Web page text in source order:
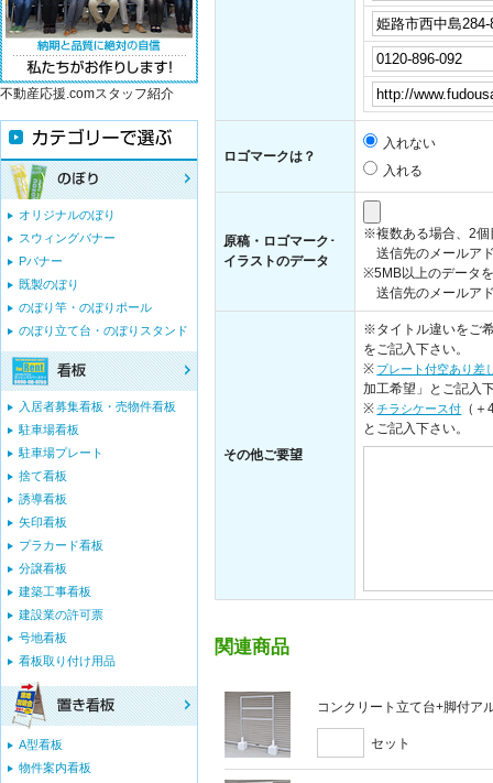
ロゴマークは？
入れない
入れる
原稿・ロゴマーク･
イラストのデータ
※複数ある場合、2個
送信先のメールア
※5MB以上のデータ
送信先のメールア
その他ご要望
※タイトル違いをご
をご記入下さい。
※ プレート付空あり差
加工希望」とご記入
※チラシケース付 （
とご記入下さい。
関連商品
コンクリート立て台+脚付ア
セット
不動産応援.comスタッフ紹介
オリジナルのぼり
スウィングバナー
Pバナー
既製のぼり
のぼり竿・のぼりポール
のぼり立て台・のぼりスタンド
入居者募集看板・売物件看板
駐車場看板
駐車場プレート
捨て看板
誘導看板
矢印看板
プラカード看板
分譲看板
建築工事看板
建設業の許可票
号地看板
看板取り付け用品
A型看板
物件案内看板